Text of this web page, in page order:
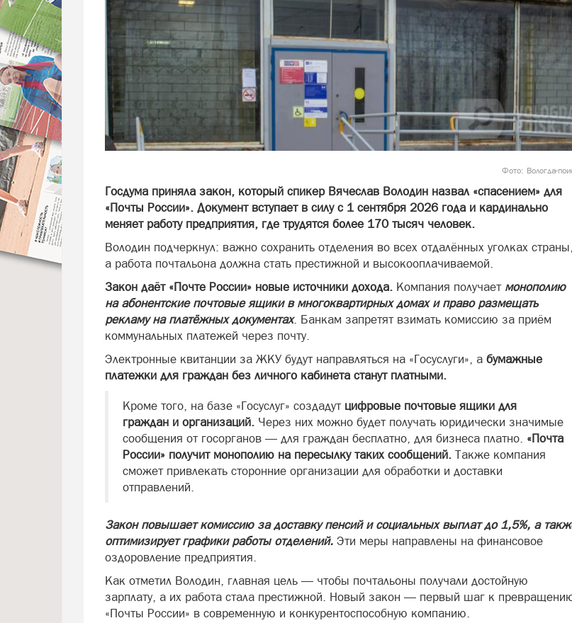
Фото: Вологда-
Госдума приняла закон, который спикер Вячеслав Володин назвал «спасением» для
«Почты России». Документ вступает в силу с 1 сентября 2026 года и кардинально
меняет работу предприятия, где трудятся более 170 тысяч человек.
Володин подчеркнул: важно сохранить отделения во всех отдалённых уголках страны,
а работа почтальона должна стать престижной и высокооплачиваемой.
Закон даёт «Почте России» новые источники дохода. Компания получает монополию
на абонентские почтовые ящики в многоквартирных домах и право размещать
рекламу на платёжных документах. Банкам запретят взимать комиссию за приём
коммунальных платежей через почту.
Электронные квитанции за ЖКУ будут направляться на «Госуслуги», а бумажные
платежки для граждан без личного кабинета станут платными.
Кроме того, на базе «Госуслуг» создадут цифровые почтовые ящики для
граждан и организаций. Через них можно будет получать юридически значимые
сообщения от госорганов — для граждан бесплатно, для бизнеса платно. «Почта
России» получит монополию на пересылку таких сообщений. Также компания
сможет привлекать сторонние организации для обработки и доставки
отправлений.
Закон повышает комиссию за доставку пенсий и социальных выплат до 1,5%, а
оптимизирует графики работы отделений. Эти меры направлены на финансовое
оздоровление предприятия.
Как отметил Володин, главная цель — чтобы почтальоны получали достойную
зарплату, а их работа стала престижной. Новый закон — первый шаг к
«Почты России» в современную и конкурентоспособную компанию.